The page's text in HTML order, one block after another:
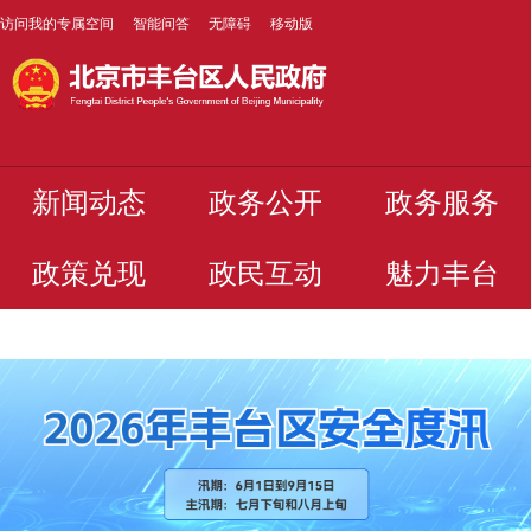
访问我的专属空间 智能问答 无障碍 移动版
新闻动态 政务公开 政务服务
政策兑现 政民互动 魅力丰台